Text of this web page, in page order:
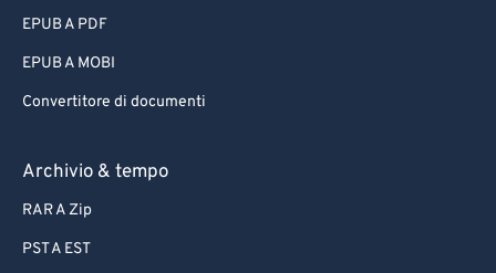
EPUB A PDF
EPUB A MOBI
Convertitore di documenti
Archivio & tempo
RAR A Zip
PST A EST